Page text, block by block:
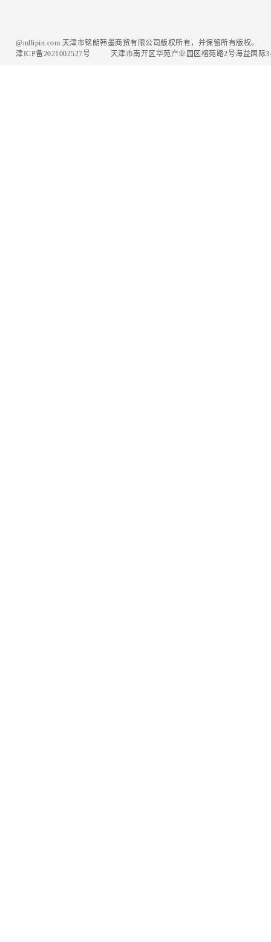
@mllipin.com 天津市铭朗韩墨商贸有限公司版权所有，并保留所有版权。
津ICP备2021002527号
天津市南开区华苑产业园区榕苑路2号海益国际